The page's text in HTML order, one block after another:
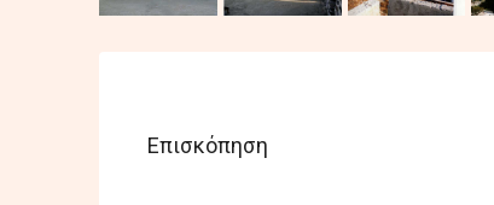
Επισκόπηση